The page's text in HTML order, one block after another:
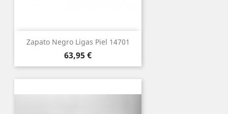
Zapato Negro Ligas Piel 14701
Precio
63,95 €